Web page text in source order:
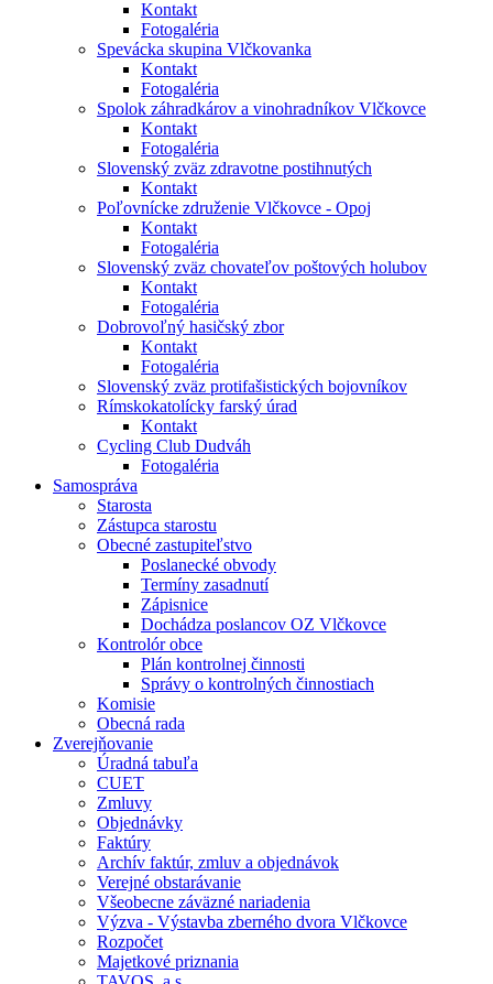
Kontakt
Fotogaléria
Spevácka skupina Vlčkovanka
Kontakt
Fotogaléria
Spolok záhradkárov a vinohradníkov Vlčkovce
Kontakt
Fotogaléria
Slovenský zväz zdravotne postihnutých
Kontakt
Poľovnícke združenie Vlčkovce - Opoj
Kontakt
Fotogaléria
Slovenský zväz chovateľov poštových holubov
Kontakt
Fotogaléria
Dobrovoľný hasičský zbor
Kontakt
Fotogaléria
Slovenský zväz protifašistických bojovníkov
Rímskokatolícky farský úrad
Kontakt
Cycling Club Dudváh
Fotogaléria
Samospráva
Starosta
Zástupca starostu
Obecné zastupiteľstvo
Poslanecké obvody
Termíny zasadnutí
Zápisnice
Dochádza poslancov OZ Vlčkovce
Kontrolór obce
Plán kontrolnej činnosti
Správy o kontrolných činnostiach
Komisie
Obecná rada
Zverejňovanie
Úradná tabuľa
CUET
Zmluvy
Objednávky
Faktúry
Archív faktúr, zmluv a objednávok
Verejné obstarávanie
Všeobecne záväzné nariadenia
Výzva - Výstavba zberného dvora Vlčkovce
Rozpočet
Majetkové priznania